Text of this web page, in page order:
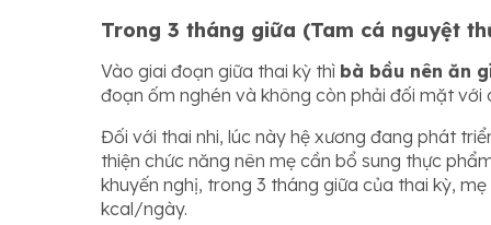
Trong 3 tháng giữa (Tam cá nguyệt
Vào giai đoạn giữa thai kỳ thì bà bầu nên ăn
đoạn ốm nghén và không còn phải đối mặt với
Đối với thai nhi, lúc này hệ xương đang phát
thiện chức năng nên mẹ cần bổ sung thực
khuyến nghị, trong 3 tháng giữa của thai kỳ,
kcal/ngày.